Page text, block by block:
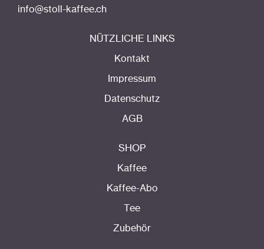
info@stoll-kaffee.ch
NÜTZLICHE LINKS
Kontakt
Impressum
Datenschutz
AGB
SHOP
Kaffee
Kaffee-Abo
Tee
Zubehör